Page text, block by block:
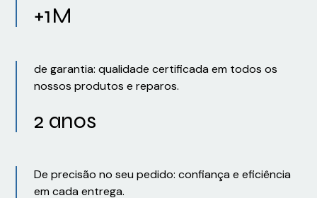
+1M
de garantia: qualidade certificada em todos os
nossos produtos e reparos.
2 anos
De precisão no seu pedido: confiança e eficiência
em cada entrega.